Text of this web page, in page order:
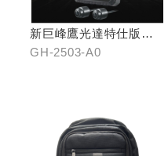
新巨峰鷹光達特仕版行
車紀錄器
GH-2503-A0